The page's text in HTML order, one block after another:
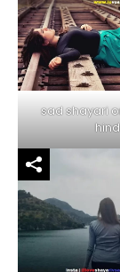
sad shayari